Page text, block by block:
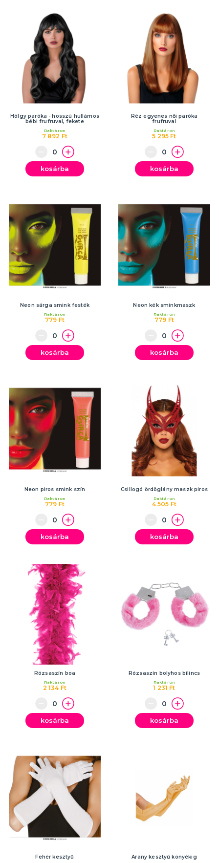
Hölgy paróka - hosszú hullámos
bébi frufruval, fekete
7 892 Ft
Raktáron
kosárba
Réz egyenes női paróka
frufruval
5 295 Ft
Raktáron
kosárba
Neon sárga smink festék
779 Ft
Raktáron
kosárba
Neon kék sminkmaszk
779 Ft
Raktáron
kosárba
Neon piros smink szín
779 Ft
Raktáron
kosárba
Csillogó ördöglány maszk piros
4 505 Ft
Raktáron
kosárba
Rózsaszín boa
2 134 Ft
Raktáron
kosárba
Rózsaszín bolyhos bilincs
1 231 Ft
Raktáron
kosárba
Fehér kesztyű Arany kesztyű könyékig